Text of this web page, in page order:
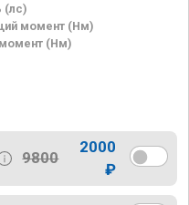
(лс)
момент (Нм)
(Нм)
9800
2000
₽